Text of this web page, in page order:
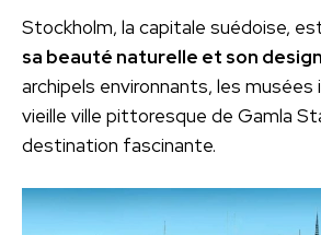
Stockholm, la capitale suédoise,
sa beauté naturelle et son
archipels environnants, les
vieille ville pittoresque de Gamla
destination fascinante.